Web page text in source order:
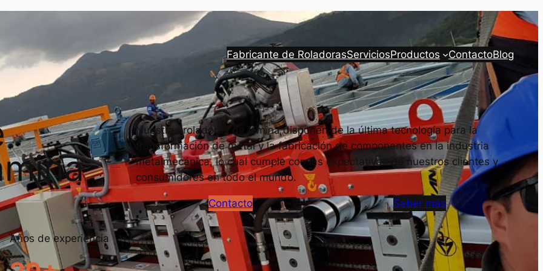
Fabricante de RoladorasServiciosProductos ContactoBlog
Años de experiencia
Nuestras roladoras de lámina disponen de la última tecnología para la
transformación de metal y la fabricación de componentes en la industria
metalmecánica, lo cual cumple con las expectativas de nuestros clientes y
consumidores en todo el mundo.
Contacto Saber más